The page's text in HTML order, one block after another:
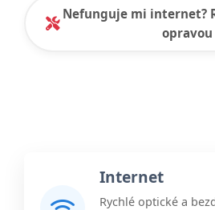
Nefunguje mi internet?
opravou
Internet
Rychlé optické a